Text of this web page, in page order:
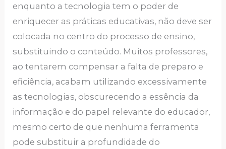
enquanto a tecnologia tem o poder de
enriquecer as práticas educativas, não deve ser
colocada no centro do processo de ensino,
substituindo o conteúdo. Muitos professores,
ao tentarem compensar a falta de preparo e
eficiência, acabam utilizando excessivamente
as tecnologias, obscurecendo a essência da
informação e do papel relevante do educador,
mesmo certo de que nenhuma ferramenta
pode substituir a profundidade do